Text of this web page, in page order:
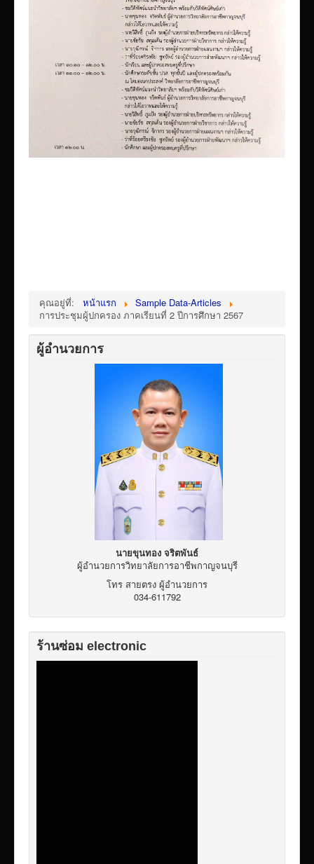
คุณอยู่ที่: หน้าแรก
Sample Data-Articles
การประชุมผู้ปกครอง ภาคเรียนที่ 2 ปีการศึกษา 2567
ผู้อำนวยการ
นายขุนทอง จริตพันธ์
ผู้อำนวยการวิทยาลัยการอาชีพกาญจนบุรี
โทร สายตรง ผู้อำนวยการ
034-611792
ร้านซ่อม electronic